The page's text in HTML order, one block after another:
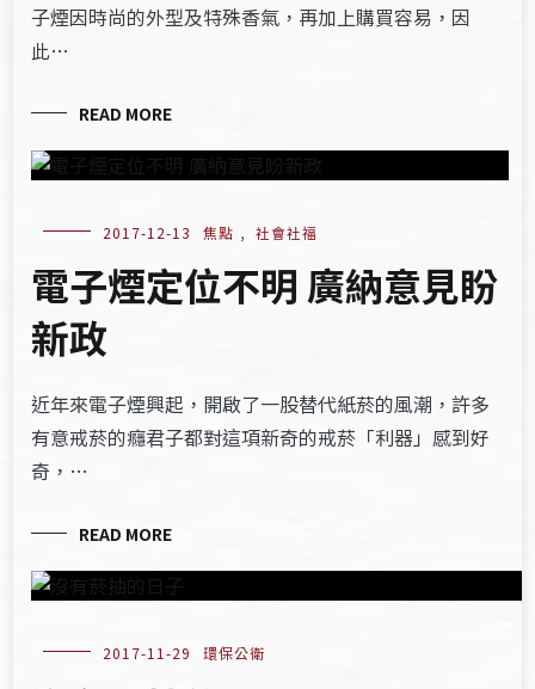
子煙因時尚的外型及特殊香氣，再加上購買容易，因
此…
READ MORE
2017-12-13 焦點 , 社會社福
電子煙定位不明 廣納意見盼
新政
近年來電子煙興起，開啟了一股替代紙菸的風潮，許多
有意戒菸的癮君子都對這項新奇的戒菸「利器」感到好
奇，…
READ MORE
2017-11-29 環保公衛